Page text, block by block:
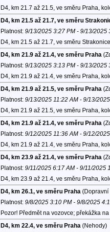
D4, km 21.7 až 21.5, ve směru Praha,
D4, km 21.5 až 21.7, ve směru
Platnost: 9/13/2025 3:27 PM - 9/13/2025
D4, km 21.5 až 21.7, ve směru
D4, km 21.9 až 21.4, ve směru Praha
Platnost: 9/13/2025 3:13 PM - 9/13/2025
D4, km 21.9 až 21.4, ve směru Praha,
D4, km 21.9 až 21.5, ve směru Praha
Platnost: 9/13/2025 11:22 AM - 9/13/
D4, km 21.9 až 21.5, ve směru Praha,
D4, km 21.9 až 21.4, ve směru Praha
Platnost: 9/12/2025 11:36 AM - 9/12/
D4, km 21.9 až 21.4, ve směru Praha,
D4, km 23.9 až 21.4, ve směru Praha
Platnost: 9/11/2025 6:17 AM - 9/11/2025
D4, km 23.9 až 21.4, ve směru Praha,
D4, km 26.1, ve směru Praha (Dopravní
Platnost: 9/8/2025 3:10 PM - 9/8/2025
Pozor! Předmět na vozovce; překážka
D4, km 22.4, ve směru Praha (Nehody)